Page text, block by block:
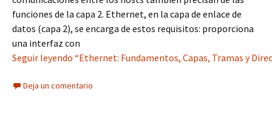
funciones de la capa 2. Ethernet, en la capa de enlace de
datos (capa 2), se encarga de estos requisitos: proporciona
una interfaz con
Seguir leyendo “Ethernet: Fundamentos, Capas, Tramas y
Deja un comentario